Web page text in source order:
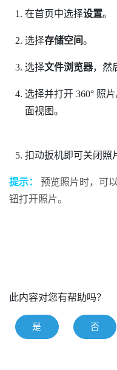
在首页中选择设置。
选择存储空间。
选择文件浏览器，然
选择并打开 360° 照片
面视图。
扣动扳机即可关闭照
提示： 预览照片时，可
钮打开照片。
此内容对您有帮助吗？
是 否